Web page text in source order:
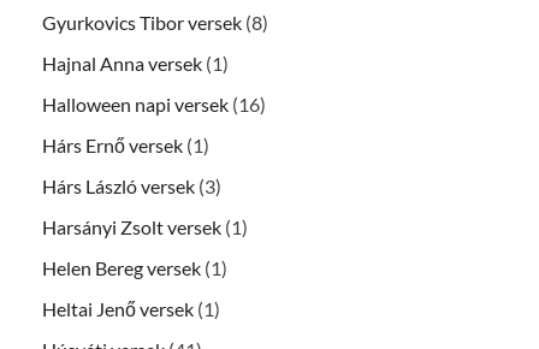
Gyurkovics Tibor versek (8)
Hajnal Anna versek (1)
Halloween napi versek (16)
Hárs Ernő versek (1)
Hárs László versek (3)
Harsányi Zsolt versek (1)
Helen Bereg versek (1)
Heltai Jenő versek (1)